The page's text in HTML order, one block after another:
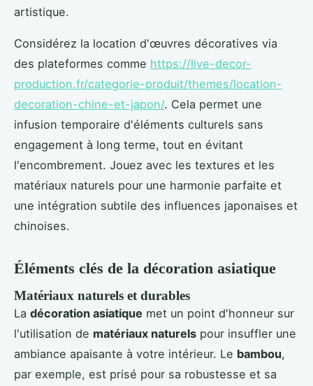
artistique.
Considérez la location d'œuvres décoratives via
des plateformes comme https://live-decor-
production.fr/categorie-produit/themes/location-
decoration-chine-et-japon/. Cela permet une
infusion temporaire d'éléments culturels sans
engagement à long terme, tout en évitant
l'encombrement. Jouez avec les textures et les
matériaux naturels pour une harmonie parfaite et
une intégration subtile des influences japonaises et
chinoises.
Éléments clés de la décoration asiatique
Matériaux naturels et durables
La décoration asiatique met un point d'honneur sur
l'utilisation de matériaux naturels pour insuffler une
ambiance apaisante à votre intérieur. Le bambou,
par exemple, est prisé pour sa robustesse et sa